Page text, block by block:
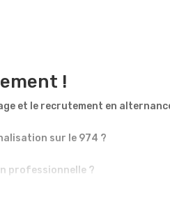
!
et le recrutement en
sur le 974 ?
professionnelle ?